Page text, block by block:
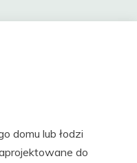
domu lub łodzi
do